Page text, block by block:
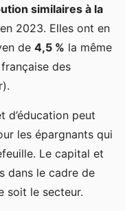
similaires à la
2023. Elles ont en
de 4,5 % la même
des
d’éducation peut
les épargnants qui
Le capital et
dans le cadre de
soit le secteur.